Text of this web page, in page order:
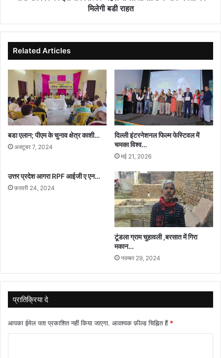
बडी
राहत
मिलेगी बडी राहत
Related Articles
बडा एलान; पीएम के चुनाव क्षेत्र काशी…
अक्टूबर 7, 2024
दिल्ली इंटरनेशनल फिल्म फेस्टिवल में
चमका विश्व…
मई 21, 2026
उत्तर प्रदेश आगरा RPF आईजी ए एन…
फ़रवरी 24, 2024
टूंडला ग्राम चुहावली ,बरसात में गिरा
मकान…
नवम्बर 29, 2024
प्रातिक्रिया दे
आपका ईमेल पता प्रकाशित नहीं किया जाएगा. आवश्यक फ़ील्ड चिह्नित हैं *